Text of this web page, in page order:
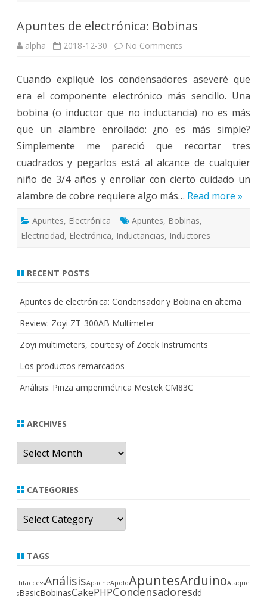
Apuntes de electrónica: Bobinas
alpha 2018-12-30 No Comments
Bobinas
Cuando expliqué los condensadores aseveré que
era el componente electrónico más sencillo. Una
bobina (o inductor que no inductancia) no es más
que un alambre enrollado: ¿no es más simple?
Simplemente me pareció que recortar tres
cuadrados y pegarlos está al alcance de cualquier
niño de 3/4 años y enrollar con cierto cuidado un
alambre de cobre requiere algo más… Read more »
Apuntes, Electrónica Apuntes, Bobinas,
Electricidad, Electrónica, Inductancias, Inductores
RECENT POSTS
Apuntes de electrónica: Condensador y Bobina en alterna
Review: Zoyi ZT-300AB Multimeter
Zoyi multimeters, courtesy of Zotek Instruments
Los productos remarcados
Análisis: Pinza amperimétrica Mestek CM83C
ARCHIVES
Archives
CATEGORIES
Categories
TAGS
.htaccessAnálisisApacheApoloApuntesArduinoAtaque
sBasicBobinasCakePHPCondensadoresdd-